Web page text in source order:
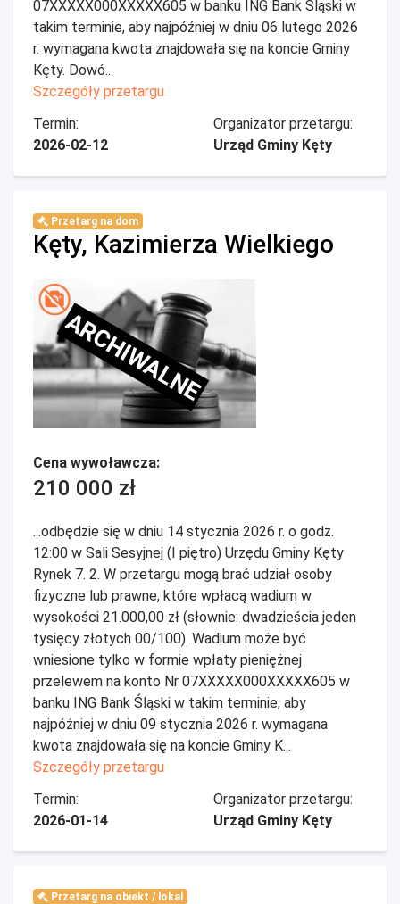
07XXXXX000XXXXX605 w banku ING Bank Śląski w
takim terminie, aby najpóźniej w dniu 06 lutego 2026
r. wymagana kwota znajdowała się na koncie Gminy
Kęty. Dowó...
Szczegóły przetargu
Termin:
2026-02-12
Organizator przetargu:
Urząd Gminy Kęty
Przetarg na dom
Kęty, Kazimierza Wielkiego
ARCHIWALNE
Cena wywoławcza:
210 000 zł
...odbędzie się w dniu 14 stycznia 2026 r. o godz.
12:00 w Sali Sesyjnej (I piętro) Urzędu Gminy Kęty
Rynek 7. 2. W przetargu mogą brać udział osoby
fizyczne lub prawne, które wpłacą wadium w
wysokości 21.000,00 zł (słownie: dwadzieścia jeden
tysięcy złotych 00/100). Wadium może być
wniesione tylko w formie wpłaty pieniężnej
przelewem na konto Nr 07XXXXX000XXXXX605 w
banku ING Bank Śląski w takim terminie, aby
najpóźniej w dniu 09 stycznia 2026 r. wymagana
kwota znajdowała się na koncie Gminy K...
Szczegóły przetargu
Termin:
2026-01-14
Organizator przetargu:
Urząd Gminy Kęty
Przetarg na obiekt / lokal